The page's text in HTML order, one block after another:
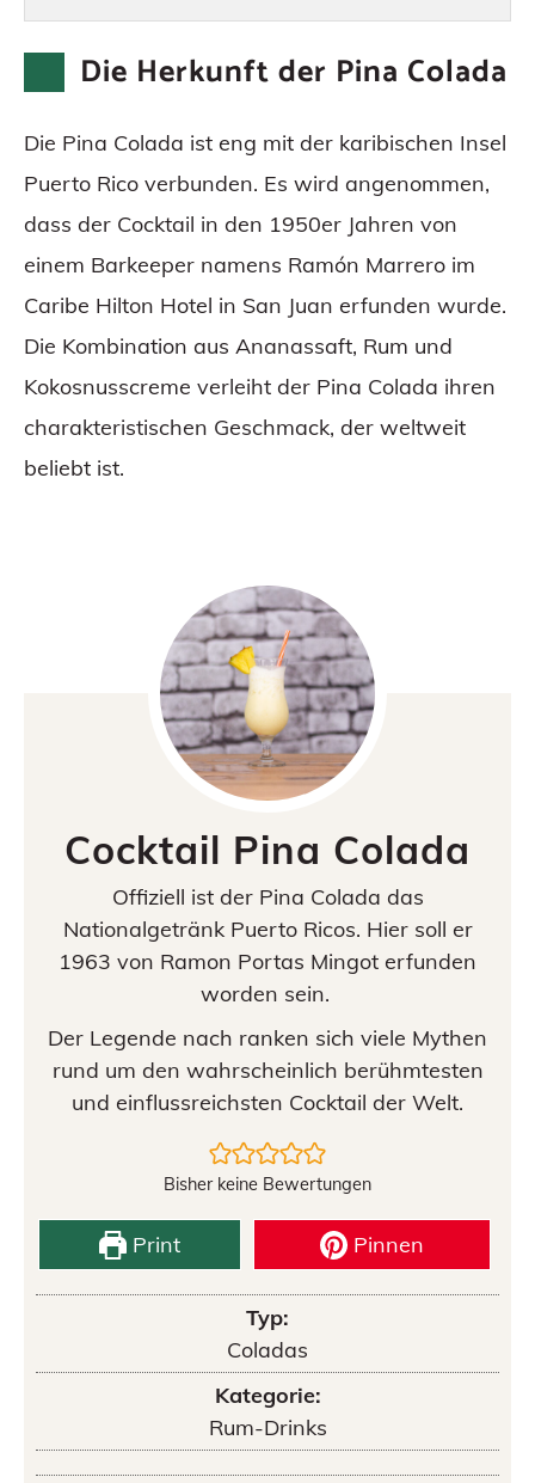
Die Herkunft der Pina Colada
Die Pina Colada ist eng mit der karibischen Insel
Puerto Rico verbunden. Es wird angenommen,
dass der Cocktail in den 1950er Jahren von
einem Barkeeper namens Ramón Marrero im
Caribe Hilton Hotel in San Juan erfunden wurde.
Die Kombination aus Ananassaft, Rum und
Kokosnusscreme verleiht der Pina Colada ihren
charakteristischen Geschmack, der weltweit
beliebt ist.
Cocktail Pina Colada
Offiziell ist der Pina Colada das
Nationalgetränk Puerto Ricos. Hier soll er
1963 von Ramon Portas Mingot erfunden
worden sein.
Der Legende nach ranken sich viele Mythen
rund um den wahrscheinlich berühmtesten
und einflussreichsten Cocktail der Welt.
Bisher keine Bewertungen
Print Pinnen
Typ:
Coladas
Kategorie:
Rum-Drinks